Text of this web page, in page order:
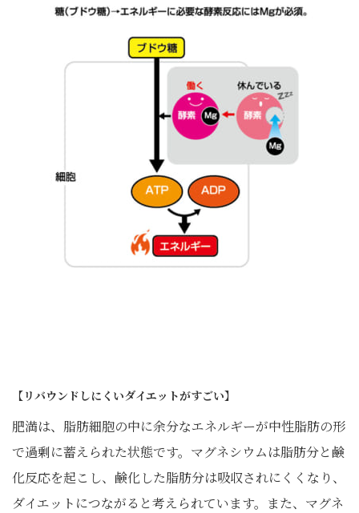
【リバウンドしにくいダイエットがすごい】
肥満は、脂肪細胞の中に余分なエネルギーが中性脂肪の形
で過剰に蓄えられた状態です。マグネシウムは脂肪分と鹸
化反応を起こし、鹸化した脂肪分は吸収されにくくなり、
ダイエットにつながると考えられています。また、マグネ